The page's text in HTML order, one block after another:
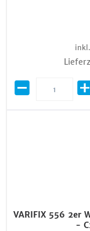
VARIFIX 556 2er
-